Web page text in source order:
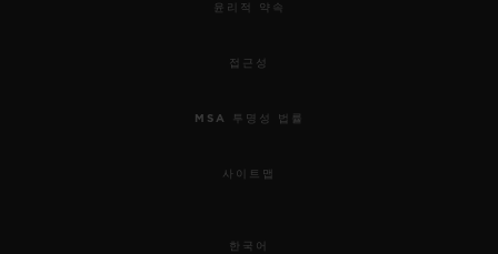
윤리적 약속
접근성
MSA 투명성 법률
사이트맵
한국어